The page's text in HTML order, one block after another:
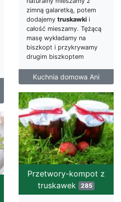
zimną galaretką, potem
dodajemy truskawki i
całość mieszamy. Tężącą
masę wykładamy na
biszkopt i przykrywamy
drugim biszkoptem
Kuchnia domowa Ani
Przetwory-kompot z
truskawek
285